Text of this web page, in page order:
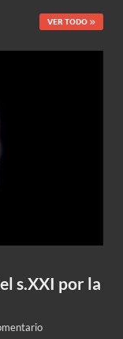
VER TODO
s.XXI por la